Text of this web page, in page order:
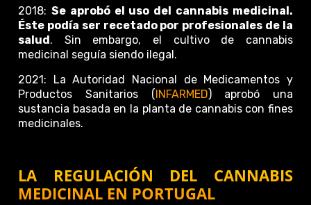
2018:Se aprobó el uso del cannabis medicinal.
Éste podía ser recetado por profesionales de la
salud . Sin embargo, el cultivo de cannabis
medicinal seguía siendo ilegal.
2021: La Autoridad Nacional de Medicamentos y
Productos Sanitarios ( INFARMED) aprobó una
sustancia basada en la planta de cannabis con fines
medicinales.
LA REGULACIÓN DEL CANNABIS
MEDICINAL EN PORTUGAL